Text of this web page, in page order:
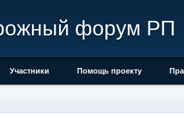
форум РП
Участники Помощь проекту